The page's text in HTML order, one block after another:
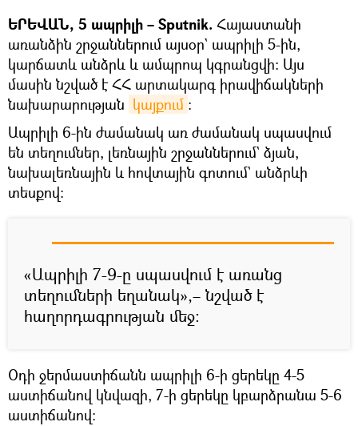
ԵՐԵՎԱՆ, 5 ապրիլի – Sputnik. Հայաստանի
առանձին շրջաններում այսօր` ապրիլի 5-ին,
կարճատև անձրև և ամպրոպ կգրանցվի։ Այս
մասին նշված է ՀՀ արտակարգ իրավիճակների
նախարարության կայքում ։
Ապրիլի 6-ին ժամանակ առ ժամանակ սպասվում
են տեղումներ, լեռնային շրջաններում` ձյան,
նախալեռնային և հովտային գոտում` անձրևի
տեսքով:
«Ապրիլի 7-9-ը սպասվում է առանց
տեղումների եղանակ»,– նշված է
հաղորդագրության մեջ:
Օդի ջերմաստիճանն ապրիլի 6-ի ցերեկը 4-5
աստիճանով կնվազի, 7-ի ցերեկը կբարձրանա 5-6
աստիճանով։